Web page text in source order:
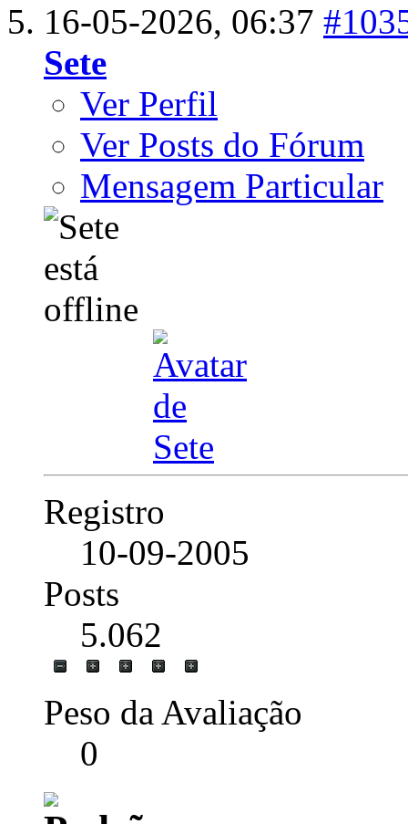
16-05-2026, 06:37
Sete
Ver Perfil
Ver Posts do Fórum
Mensagem Particular
Registro
10-09-2005
Posts
5.062
Peso da Avaliação
0